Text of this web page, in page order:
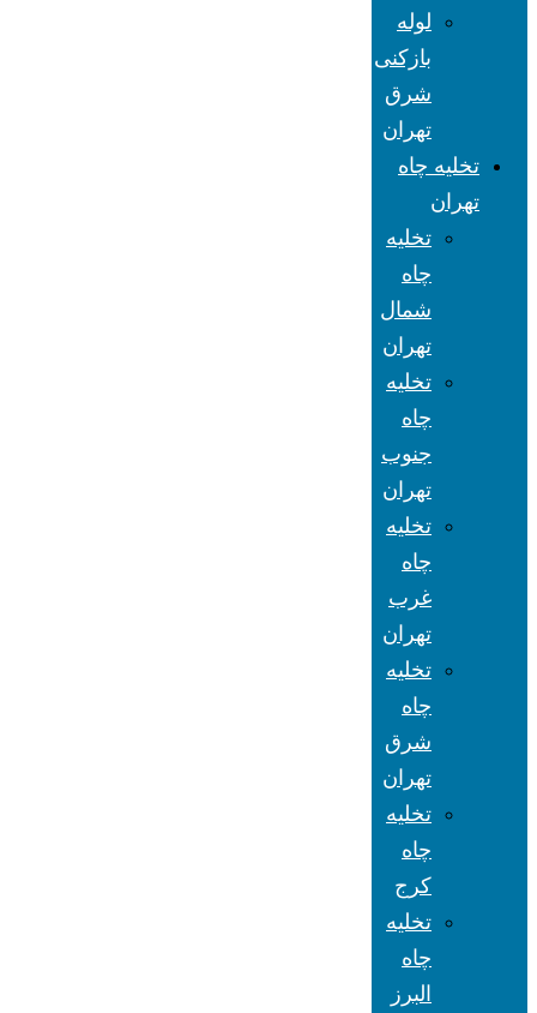
لوله
بازکنی
شرق
تهران
تخلیه چاه
تهران
تخلیه
چاه
شمال
تهران
تخلیه
چاه
جنوب
تهران
تخلیه
چاه
غرب
تهران
تخلیه
چاه
شرق
تهران
تخلیه
چاه
کرج
تخلیه
چاه
البرز